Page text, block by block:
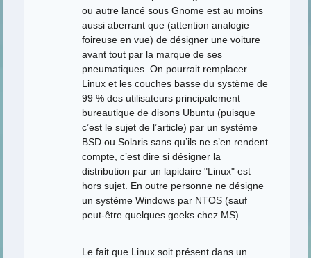
ou autre lancé sous Gnome est au moins
aussi aberrant que (attention analogie
foireuse en vue) de désigner une voiture
avant tout par la marque de ses
pneumatiques. On pourrait remplacer
Linux et les couches basse du système de
99 % des utilisateurs principalement
bureautique de disons Ubuntu (puisque
c’est le sujet de l’article) par un système
BSD ou Solaris sans qu’ils ne s’en rendent
compte, c’est dire si désigner la
distribution par un lapidaire "Linux" est
hors sujet. En outre personne ne désigne
un système Windows par NTOS (sauf
peut-être quelques geeks chez MS).
Le fait que Linux soit présent dans un